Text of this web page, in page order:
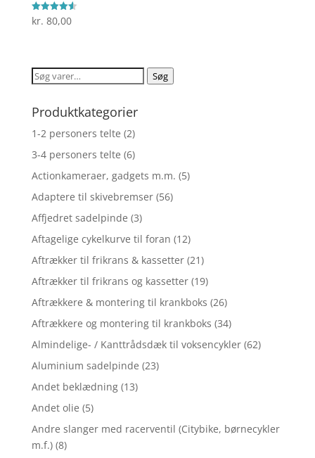
Vurderet
4.6
kr. 80,00
Søg
Søg
Produktkategorier
1-2 personers telte (2)
3-4 personers telte (6)
Actionkameraer, gadgets m.m. (5)
Adaptere til skivebremser (56)
Affjedret sadelpinde (3)
Aftagelige cykelkurve til foran (12)
Aftrækker til frikrans & kassetter (21)
Aftrækker til frikrans og kassetter (19)
Aftrækkere & montering til krankboks (26)
Aftrækkere og montering til krankboks (34)
Almindelige- / Kanttrådsdæk til voksencykler (62)
Aluminium sadelpinde (23)
Andet beklædning (13)
Andet olie (5)
Andre slanger med racerventil (Citybike, børnecykler
m.f.) (8)